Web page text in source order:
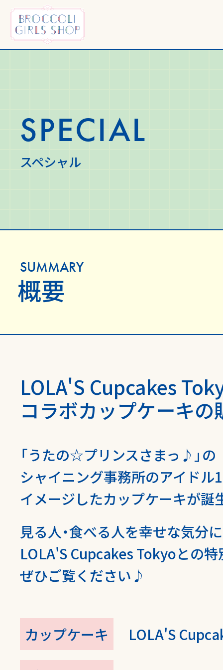
GOODS
取扱グッズ
スペシャル
SHARE
SPECIAL
スペシャル
SUMMARY
概要
LOLA'S Cupcakes
コラボカップケーキの
「うたの☆プリンスさまっ♪」の
シャイニング事務所のアイドル
イメージしたカップケーキが誕
見る人・食べる人を幸せな気分
LOLA'S Cupcakes Tokyoとの特
ぜひご覧ください♪
カップケーキ LOLA'S